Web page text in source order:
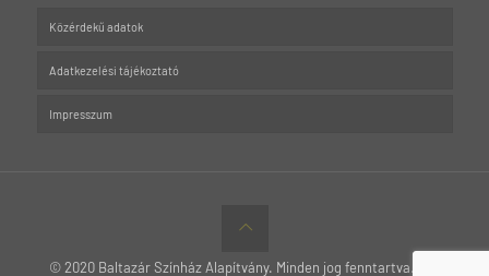
Közérdekű adatok
Adatkezelési tájékoztató
Impresszum
© 2020 Baltazár Színház Alapítvány. Minden jog fenntartva.